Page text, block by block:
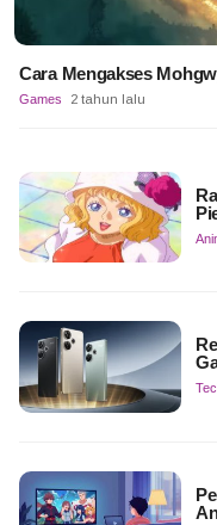
Cara Mengakses
Games 2 tahun lalu